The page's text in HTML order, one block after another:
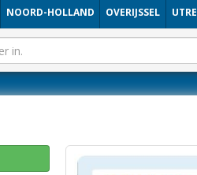
NOORD-HOLLAND OVERIJSSEL